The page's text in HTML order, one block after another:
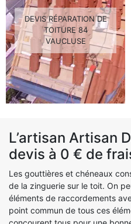
DEVIS RÉPARATION DE
TOITURE 84
VAUCLUSE
L’artisan Artisan
devis à 0 € de
Les gouttières et chéneaux
de la zinguerie sur le toit. On
éléments de raccordements
point commun de tous ces